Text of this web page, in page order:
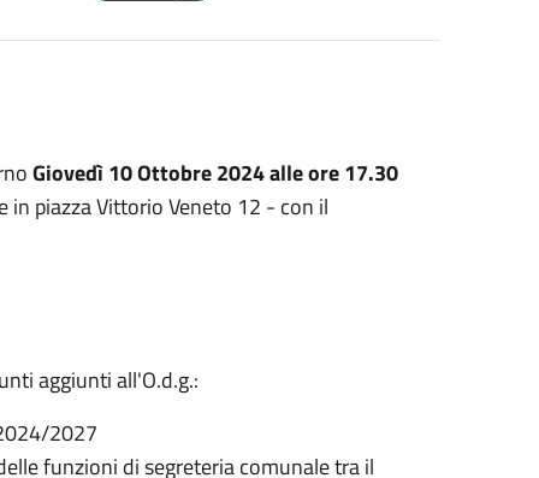
Giovedì 10 Ottobre 2024 alle ore 17.30
in piazza Vittorio Veneto 12 - con il
aggiunti all'O.d.g.:
2027
funzioni di segreteria comunale tra il